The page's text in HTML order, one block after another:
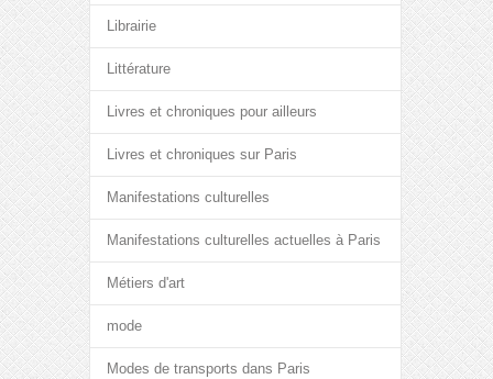
Librairie
Littérature
Livres et chroniques pour ailleurs
Livres et chroniques sur Paris
Manifestations culturelles
Manifestations culturelles actuelles à Paris
Métiers d'art
mode
Modes de transports dans Paris